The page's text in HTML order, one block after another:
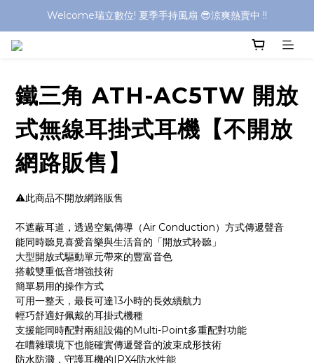
Welcome瑞立數位! 夏季手持風扇 😎涼爽熱賣中 !!
Welcome瑞立數位! 夏季手持風扇 😎涼爽熱賣中 !!
Welcome瑞立數位! 夏季手持風扇 😎涼爽熱賣中 !!
鐵三角 ATH-AC5TW 開放
式無線耳掛式耳機【不開放
網路販售】
⚠️此商品不開放網路販售
不遮蔽耳道，透過空氣傳導（Air Conduction）方式傳遞聲音
能同時聽見喜愛音樂與生活音的「開放式聆聽」
大型開放式驅動單元帶來的豐富音色
搭載雙重低音增強技術
簡單易用的操作方式
可用一整天，最長可達13小時的長效續航力
輕巧舒適好佩戴的耳掛式機種
支援能同時配對兩組設備的Multi-Point多重配對功能
在嘈雜環境下也能確實傳遞聲音的波束成形技術
防水防濺，守護耳機的IPX4防水性能